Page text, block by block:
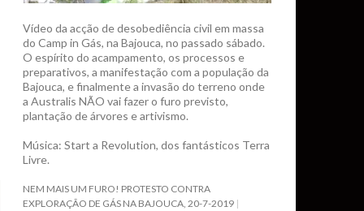
Albatros
Vídeo da acção de desobediência civil em massa
do Camp in Gás, na Bajouca, no passado sábado.
O espírito do acampamento, os processos e
preparativos, a manifestação com a população da
Bajouca, e finalmente a invasão do terreno onde
a Australis NÃO vai fazer o furo previsto,
plantação de árvores e artivismo.
Música: Start a Revolution, dos fantásticos Terra
Livre.
NEM MAIS UM FURO! PROTESTO CONTRA
EXPLORAÇÃO DE GÁS NA BAJOUCA, 20-7-2019